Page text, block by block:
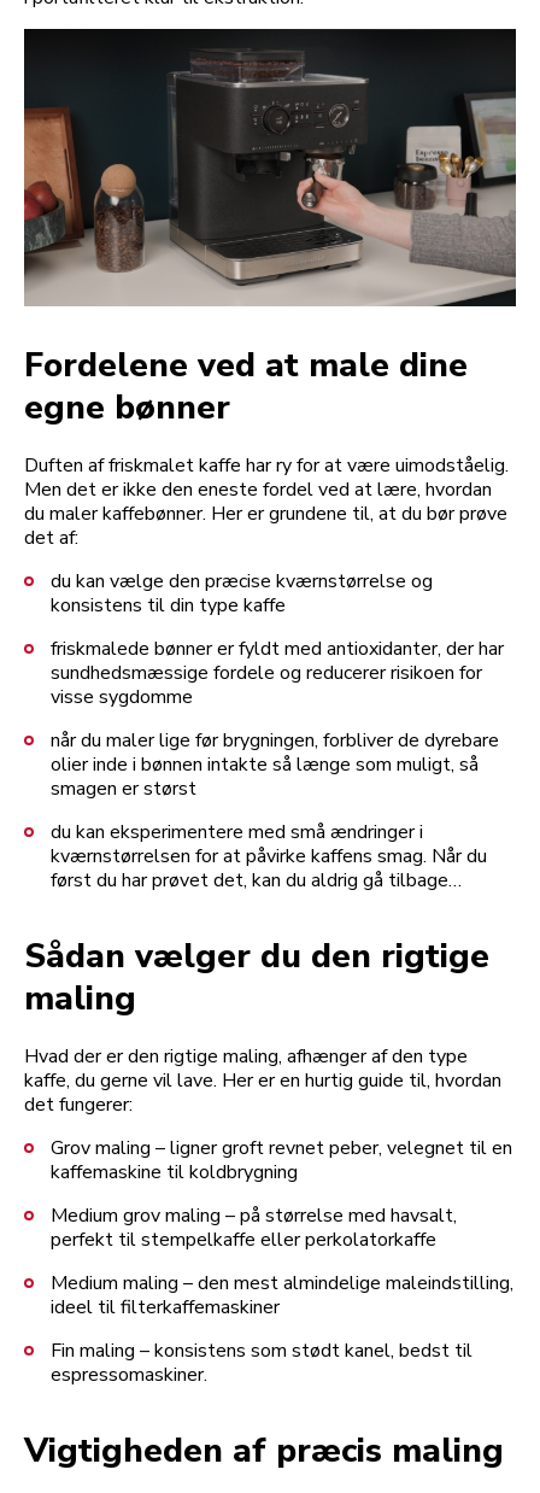
Fordelene ved at male dine
egne bønner
Duften af friskmalet kaffe har ry for at være uimodståelig.
Men det er ikke den eneste fordel ved at lære, hvordan
du maler kaffebønner. Her er grundene til, at du bør prøve
det af:
du kan vælge den præcise kværnstørrelse og
konsistens til din type kaffe
friskmalede bønner er fyldt med antioxidanter, der har
sundhedsmæssige fordele og reducerer risikoen for
visse sygdomme
når du maler lige før brygningen, forbliver de dyrebare
olier inde i bønnen intakte så længe som muligt, så
smagen er størst
du kan eksperimentere med små ændringer i
kværnstørrelsen for at påvirke kaffens smag. Når du
først du har prøvet det, kan du aldrig gå tilbage…
Sådan vælger du den rigtige
maling
Hvad der er den rigtige maling, afhænger af den type
kaffe, du gerne vil lave. Her er en hurtig guide til, hvordan
det fungerer:
Grov maling – ligner groft revnet peber, velegnet til en
kaffemaskine til koldbrygning
Medium grov maling – på størrelse med havsalt,
perfekt til stempelkaffe eller perkolatorkaffe
Medium maling – den mest almindelige maleindstilling,
ideel til filterkaffemaskiner
Fin maling – konsistens som stødt kanel, bedst til
espressomaskiner.
Vigtigheden af præcis maling